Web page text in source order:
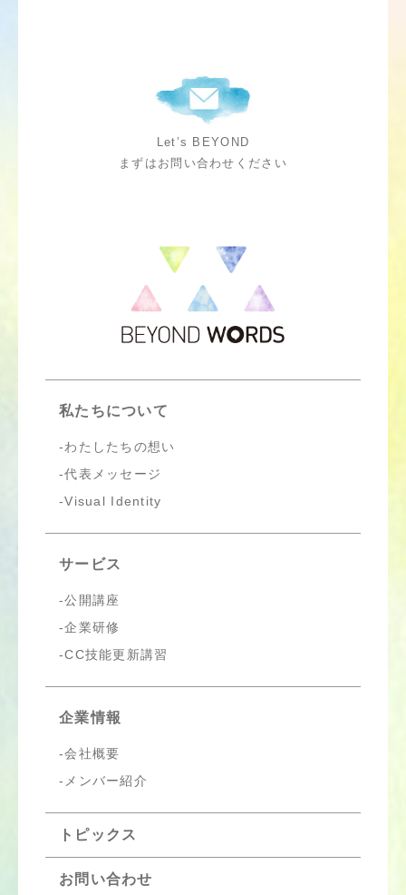
Let’s BEYOND
まずはお問い合わせください
私たちについて
わたしたちの想い
代表メッセージ
Visual Identity
サービス
公開講座
企業研修
CC技能更新講習
企業情報
会社概要
メンバー紹介
トピックス
お問い合わせ